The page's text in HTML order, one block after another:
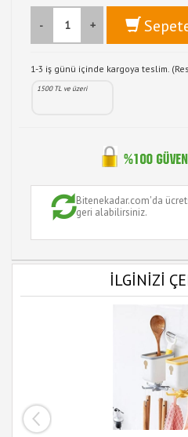
- +
1-3 iş günü içinde kargoya teslim.
1500 TL ve üzeri
Bitenekadar.com'da
geri alabilirsiniz.
İLGİNİZİ